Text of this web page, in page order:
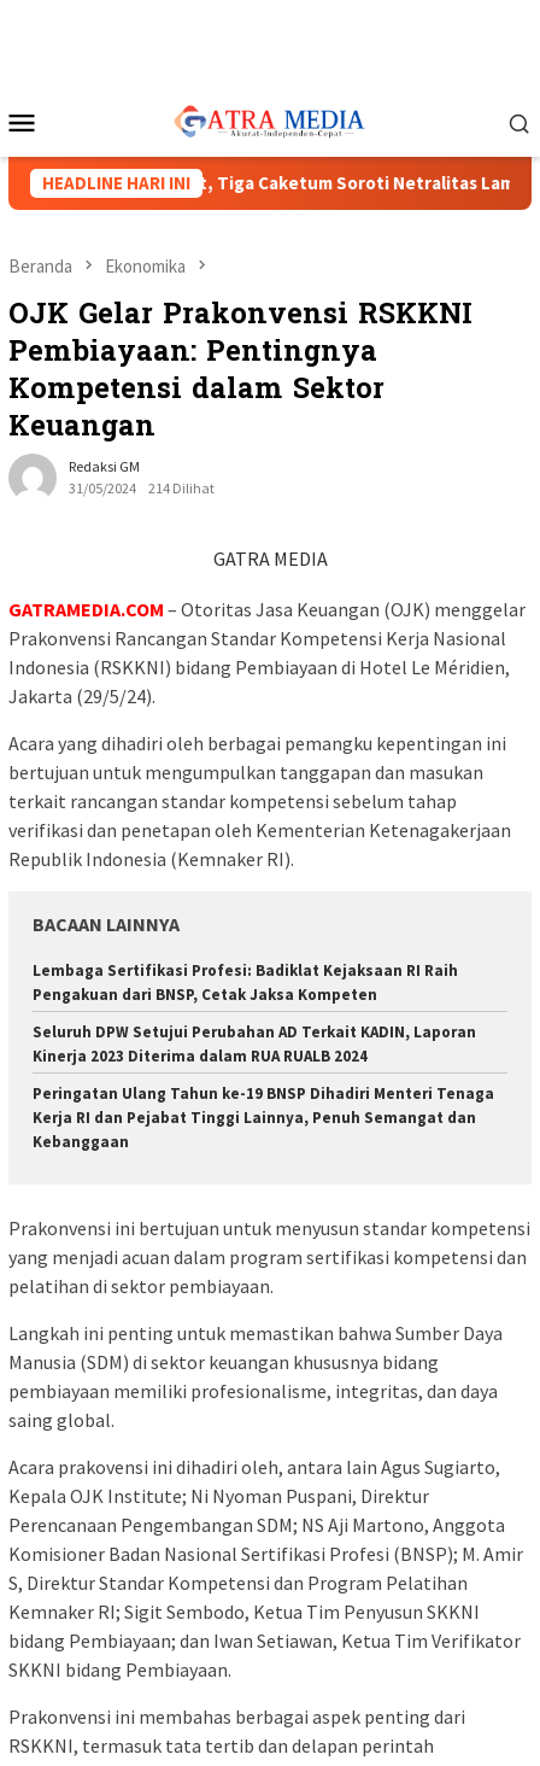
Mobile
HEADLINE HARI INI
XVIII Menguat, Tiga Caketum Soroti Netralitas Lampung dan
Beranda Ekonomika
OJK Gelar Prakonvensi RSKKNI
Pembiayaan: Pentingnya
Kompetensi dalam Sektor
Keuangan
Redaksi GM
31/05/2024
214 Dilihat
GATRA MEDIA
GATRAMEDIA.COM – Otoritas Jasa Keuangan (OJK) menggelar
Prakonvensi Rancangan Standar Kompetensi Kerja Nasional
Indonesia (RSKKNI) bidang Pembiayaan di Hotel Le Méridien,
Jakarta (29/5/24).
Acara yang dihadiri oleh berbagai pemangku kepentingan ini
bertujuan untuk mengumpulkan tanggapan dan masukan
terkait rancangan standar kompetensi sebelum tahap
verifikasi dan penetapan oleh Kementerian Ketenagakerjaan
Republik Indonesia (Kemnaker RI).
BACAAN LAINNYA
Lembaga Sertifikasi Profesi: Badiklat Kejaksaan RI Raih
Pengakuan dari BNSP, Cetak Jaksa Kompeten
Seluruh DPW Setujui Perubahan AD Terkait KADIN, Laporan
Kinerja 2023 Diterima dalam RUA RUALB 2024
Peringatan Ulang Tahun ke-19 BNSP Dihadiri Menteri Tenaga
Kerja RI dan Pejabat Tinggi Lainnya, Penuh Semangat dan
Kebanggaan
Prakonvensi ini bertujuan untuk menyusun standar kompetensi
yang menjadi acuan dalam program sertifikasi kompetensi dan
pelatihan di sektor pembiayaan.
Langkah ini penting untuk memastikan bahwa Sumber Daya
Manusia (SDM) di sektor keuangan khususnya bidang
pembiayaan memiliki profesionalisme, integritas, dan daya
saing global.
Acara prakovensi ini dihadiri oleh, antara lain Agus Sugiarto,
Kepala OJK Institute; Ni Nyoman Puspani, Direktur
Perencanaan Pengembangan SDM; NS Aji Martono, Anggota
Komisioner Badan Nasional Sertifikasi Profesi (BNSP); M. Amir
S, Direktur Standar Kompetensi dan Program Pelatihan
Kemnaker RI; Sigit Sembodo, Ketua Tim Penyusun SKKNI
bidang Pembiayaan; dan Iwan Setiawan, Ketua Tim Verifikator
SKKNI bidang Pembiayaan.
Prakonvensi ini membahas berbagai aspek penting dari
RSKKNI, termasuk tata tertib dan delapan perintah